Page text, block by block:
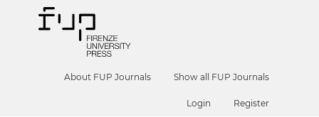
About FUP Journals Show all FUP Journals
Login Register